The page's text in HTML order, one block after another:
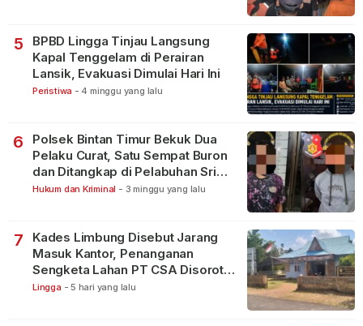
5
BPBD Lingga Tinjau Langsung
Kapal Tenggelam di Perairan
Lansik, Evakuasi Dimulai Hari Ini
Peristiwa - 4 minggu yang lalu
6
Polsek Bintan Timur Bekuk Dua
Pelaku Curat, Satu Sempat Buron
dan Ditangkap di Pelabuhan Sri
Bintan Pura
Hukum dan Kriminal - 3 minggu yang lalu
7
Kades Limbung Disebut Jarang
Masuk Kantor, Penanganan
Sengketa Lahan PT CSA Disorot
Warga
Lingga - 5 hari yang lalu